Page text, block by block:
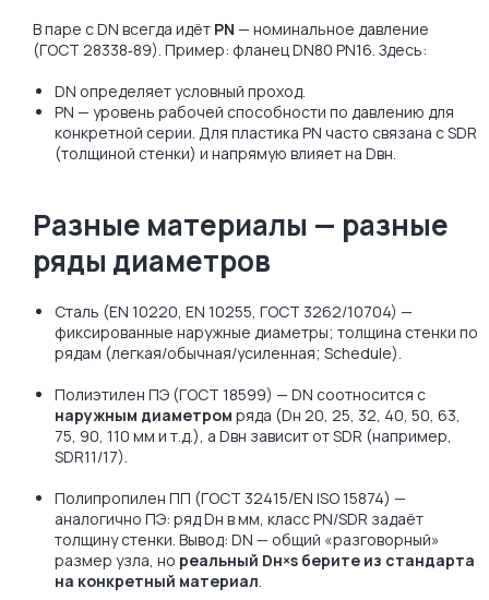
В паре с DN всегда идёт PN — номинальное давление
(ГОСТ 28338‑89). Пример: фланец DN80 PN16. Здесь:
DN определяет условный проход.
PN — уровень рабочей способности по давлению для
конкретной серии. Для пластика PN часто связана с SDR
(толщиной стенки) и напрямую влияет на Dвн.
Разные материалы — разные
ряды диаметров
Сталь (EN 10220, EN 10255, ГОСТ 3262/10704) —
фиксированные наружные диаметры; толщина стенки по
рядам (легкая/обычная/усиленная; Schedule).
Полиэтилен ПЭ (ГОСТ 18599) — DN соотносится с
наружным диаметром ряда (Dн 20, 25, 32, 40, 50, 63,
75, 90, 110 мм и т.д.), а Dвн зависит от SDR (например,
SDR11/17).
Полипропилен ПП (ГОСТ 32415/EN ISO 15874) —
аналогично ПЭ: ряд Dн в мм, класс PN/SDR задаёт
толщину стенки. Вывод: DN — общий «разговорный»
размер узла, но реальный Dн×s берите из стандарта
на конкретный материал.